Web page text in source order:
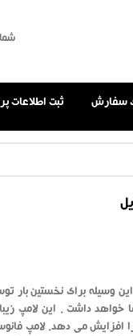
سفارش ثبت اطلاعات
این وسیله برای نخستین
خواهد داشت . این
افزایش می دهد. لامپ